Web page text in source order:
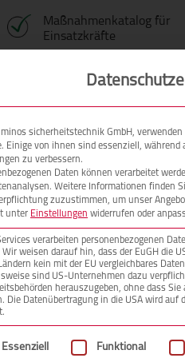
Maßnahmenkatalog für
Einsatzkräfte
Sie haben
Bitte
lassen
Sie
dieses
Feld
leer.
Ihr Name (Pflichtfeld)
Ihre E-Mail-Adresse
Ihr Projekt
Ihre Nachricht
sicherheitstechnik GmbH,
Einige von ihnen sind essenziell,
zu verbessern.
Daten können verarbeitet
Weitere Informationen finden
zuzustimmen, um unser
unter Einstellungen widerrufen oder
verarbeiten personenbezogenen
Wir weisen darauf hin, dass der EuGH die
kein mit der EU vergleichbares
sind US-Unternehmen dazu
herauszugeben, ohne dass
Die Datenübertragung in die USA wird auf
eine Liste der Service-
Essenziell Funktional